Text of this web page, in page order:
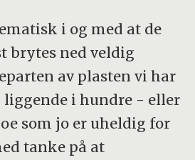
i og med at de
brytes ned veldig
av plasten vi har
i hundre - eller
som jo er uheldig for
tanke på at